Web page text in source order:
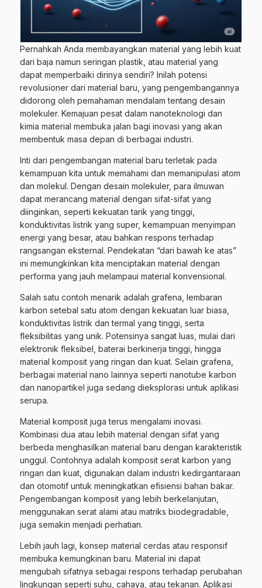
Pernahkah Anda membayangkan material yang lebih kuat
dari baja namun seringan plastik, atau material yang
dapat memperbaiki dirinya sendiri? Inilah potensi
revolusioner dari material baru, yang pengembangannya
didorong oleh pemahaman mendalam tentang desain
molekuler. Kemajuan pesat dalam nanoteknologi dan
kimia material membuka jalan bagi inovasi yang akan
membentuk masa depan di berbagai industri.
Inti dari pengembangan material baru terletak pada
kemampuan kita untuk memahami dan memanipulasi atom
dan molekul. Dengan desain molekuler, para ilmuwan
dapat merancang material dengan sifat-sifat yang
diinginkan, seperti kekuatan tarik yang tinggi,
konduktivitas listrik yang super, kemampuan menyimpan
energi yang besar, atau bahkan respons terhadap
rangsangan eksternal. Pendekatan “dari bawah ke atas”
ini memungkinkan kita menciptakan material dengan
performa yang jauh melampaui material konvensional.
Salah satu contoh menarik adalah grafena, lembaran
karbon setebal satu atom dengan kekuatan luar biasa,
konduktivitas listrik dan termal yang tinggi, serta
fleksibilitas yang unik. Potensinya sangat luas, mulai dari
elektronik fleksibel, baterai berkinerja tinggi, hingga
material komposit yang ringan dan kuat. Selain grafena,
berbagai material nano lainnya seperti nanotube karbon
dan nanopartikel juga sedang dieksplorasi untuk aplikasi
serupa.
Material komposit juga terus mengalami inovasi.
Kombinasi dua atau lebih material dengan sifat yang
berbeda menghasilkan material baru dengan karakteristik
unggul. Contohnya adalah komposit serat karbon yang
ringan dan kuat, digunakan dalam industri kedirgantaraan
dan otomotif untuk meningkatkan efisiensi bahan bakar.
Pengembangan komposit yang lebih berkelanjutan,
menggunakan serat alami atau matriks biodegradable,
juga semakin menjadi perhatian.
Lebih jauh lagi, konsep material cerdas atau responsif
membuka kemungkinan baru. Material ini dapat
mengubah sifatnya sebagai respons terhadap perubahan
lingkungan seperti suhu, cahaya, atau tekanan. Aplikasi